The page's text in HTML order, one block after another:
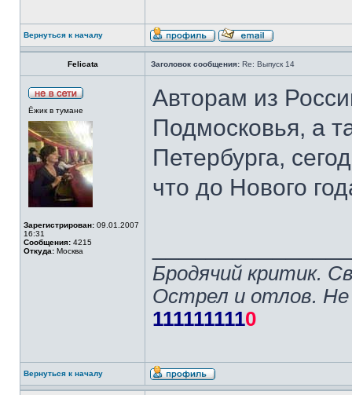
Вернуться к началу
Felicata Заголовок сообщения: Re: Выпуск 14
Ёжик в тумане
Зарегистрирован: 09.01.2007
16:31
Сообщения: 4215
Откуда: Москва
Авторам из
Подмосковья, а
Петербурга,
что до Нового
Бродячий критик.
Острел и отлов. Не
1111111110
Вернуться к началу